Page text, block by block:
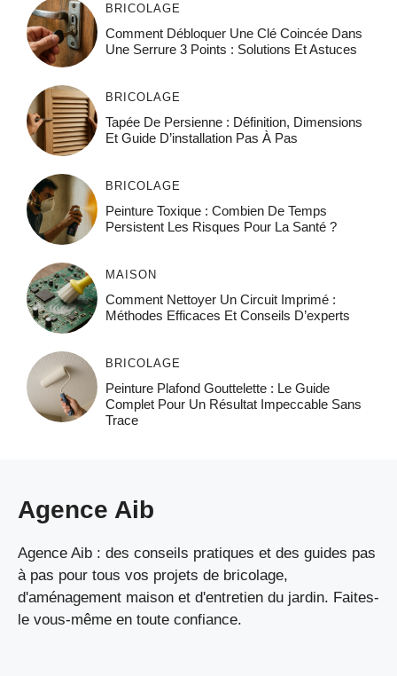
BRICOLAGE
Comment Débloquer Une Clé Coincée Dans
Une Serrure 3 Points : Solutions Et Astuces
BRICOLAGE
Tapée De Persienne : Définition, Dimensions
Et Guide D’installation Pas À Pas
BRICOLAGE
Peinture Toxique : Combien De Temps
Persistent Les Risques Pour La Santé ?
MAISON
Comment Nettoyer Un Circuit Imprimé :
Méthodes Efficaces Et Conseils D’experts
BRICOLAGE
Peinture Plafond Gouttelette : Le Guide
Complet Pour Un Résultat Impeccable Sans
Trace
Agence Aib
Agence Aib : des conseils pratiques et des guides pas
à pas pour tous vos projets de bricolage,
d'aménagement maison et d'entretien du jardin. Faites-
le vous-même en toute confiance.